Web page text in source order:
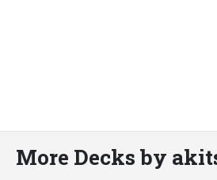
More Decks by